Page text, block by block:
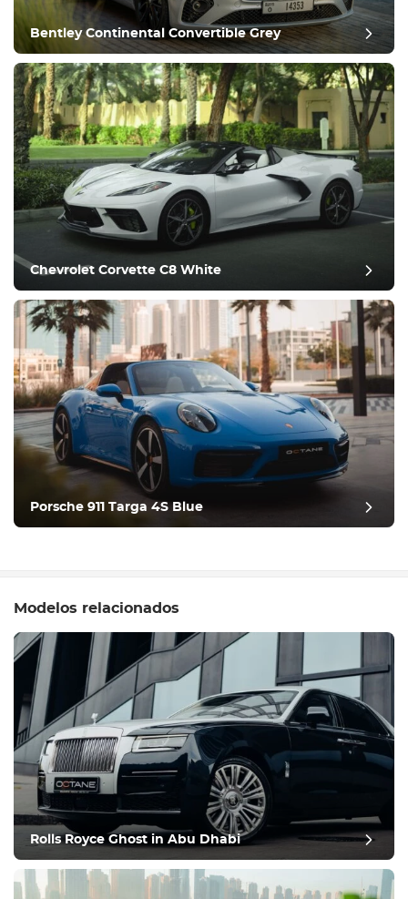
revisión del puesto
Bentley Continental Convertible Grey
Chevrolet Corvette C8 White
Porsche 911 Targa 4S Blue
Modelos relacionados
Rolls Royce Ghost in Abu Dhabi